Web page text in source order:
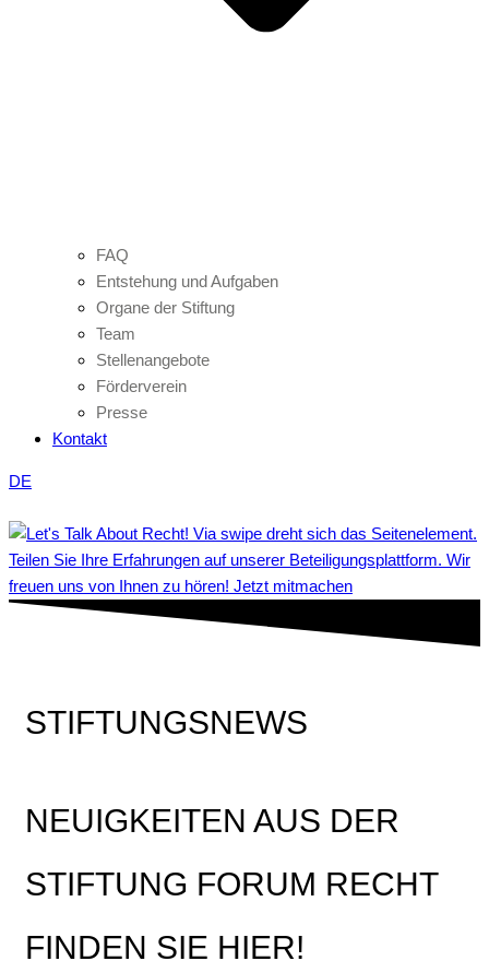
FAQ
Entstehung und Aufgaben
Organe der Stiftung
Team
Stellenangebote
Förderverein
Presse
Kontakt
DE
Teilen Sie Ihre Erfahrungen auf unserer Beteiligungsplattform. Wir
freuen uns von Ihnen zu hören! Jetzt mitmachen
STIFTUNGSNEWS
NEUIGKEITEN AUS DER
STIFTUNG FORUM RECHT
FINDEN SIE HIER!